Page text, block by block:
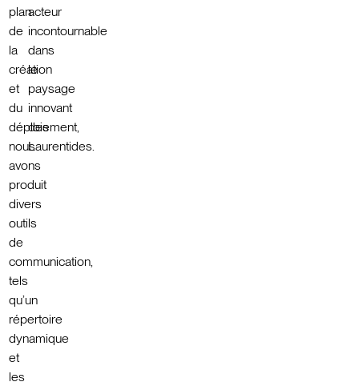
plan
de
la
création
et
du
déploiement,
nous
avons
produit
divers
outils
de
communication,
tels
qu’un
répertoire
dynamique
et
les
acteur
incontournable
dans
le
paysage
innovant
des
Laurentides.